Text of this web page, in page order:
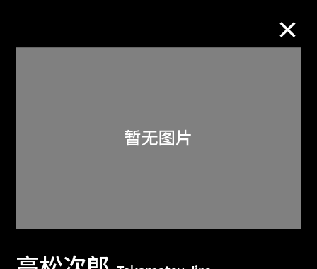
关于M+藏品
探索世界顶级的二十及二十一世纪视觉